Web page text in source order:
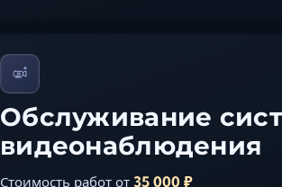
Обслуживание
видеонаблюдения
Стоимость работ от 35 000 ₽